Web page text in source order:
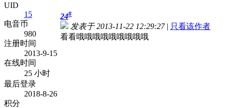
UID
15
电音币
980
注册时间
2013-9-15
在线时间
25 小时
最后登录
2018-8-26
积分
24#
发表于 2013-11-22 12:29:27 | 只看该作者
看看哦哦哦哦哦哦哦哦哦